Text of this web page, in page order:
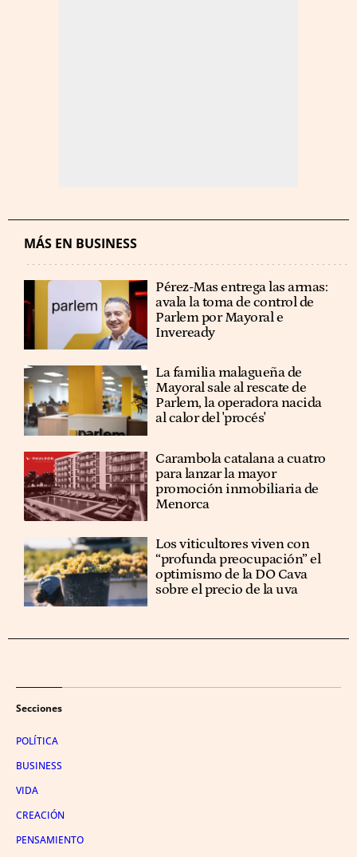
MÁS EN BUSINESS
Pérez-Mas entrega las armas:
avala la toma de control de
Parlem por Mayoral e
Inveready
La familia malagueña de
Mayoral sale al rescate de
Parlem, la operadora nacida
al calor del 'procés'
Carambola catalana a cuatro
para lanzar la mayor
promoción inmobiliaria de
Menorca
Los viticultores viven con
“profunda preocupación” el
optimismo de la DO Cava
sobre el precio de la uva
Secciones
POLÍTICA
BUSINESS
VIDA
CREACIÓN
PENSAMIENTO